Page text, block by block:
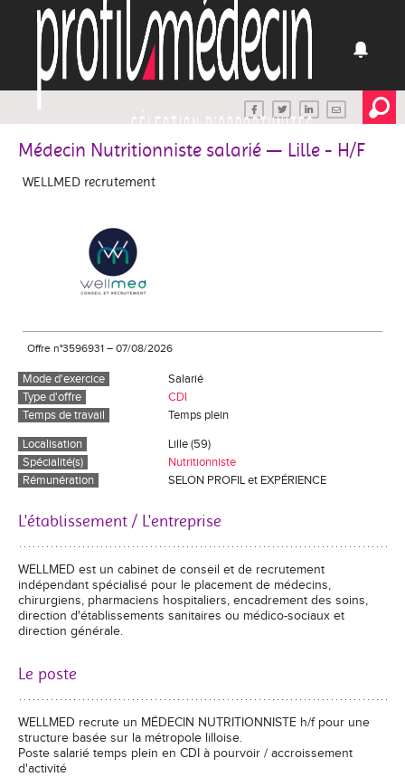
Médecin Nutritionniste salarié — Lille - H/F
WELLMED recrutement
Offre n°3596931 – 07/08/2026
Mode d'exercice
Salarié
Type d'offre
CDI
Temps de travail
Temps plein
Localisation
Lille (59)
Spécialité(s)
Nutritionniste
Rémunération
SELON PROFIL et EXPÉRIENCE
L'établissement / L'entreprise
WELLMED est un cabinet de conseil et de recrutement
indépendant spécialisé pour le placement de médecins,
chirurgiens, pharmaciens hospitaliers, encadrement des soins,
direction d'établissements sanitaires ou médico-sociaux et
direction générale.
Le poste
WELLMED recrute un MÉDECIN NUTRITIONNISTE h/f pour une
structure basée sur la métropole lilloise.
Poste salarié temps plein en CDI à pourvoir / accroissement
d'activité